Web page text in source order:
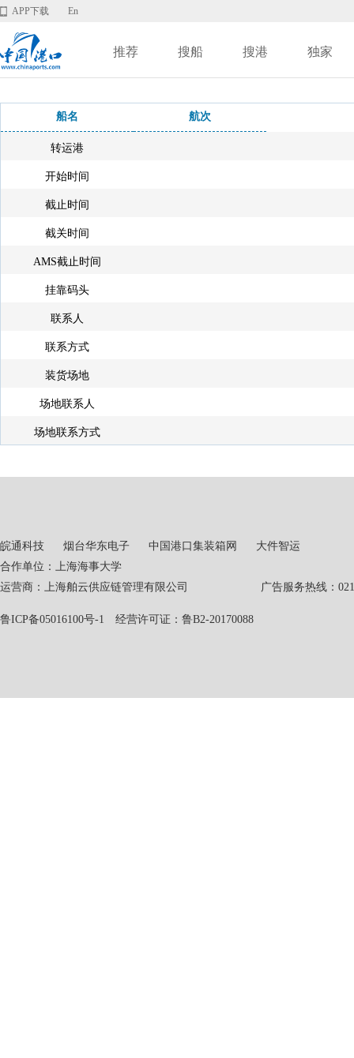
APP下载 En
推荐 搜船 搜港 独家
船名 航次
转运港
开始时间
截止时间
截关时间
AMS截止时间
挂靠码头
联系人
联系方式
装货场地
场地联系人
场地联系方式
皖通科技 烟台华东电子 中国港口集装箱网
大件智运
合作单位：上海海事大学
运营商：上海舶云供应链管理有限公司 广告服务热线：021-
鲁ICP备05016100号-1 经营许可证：鲁B2-20170088